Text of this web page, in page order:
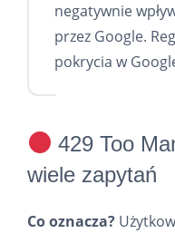
negatywnie
przez Google.
pokrycia w
429 Too
wiele zapytań
Co oznacza?